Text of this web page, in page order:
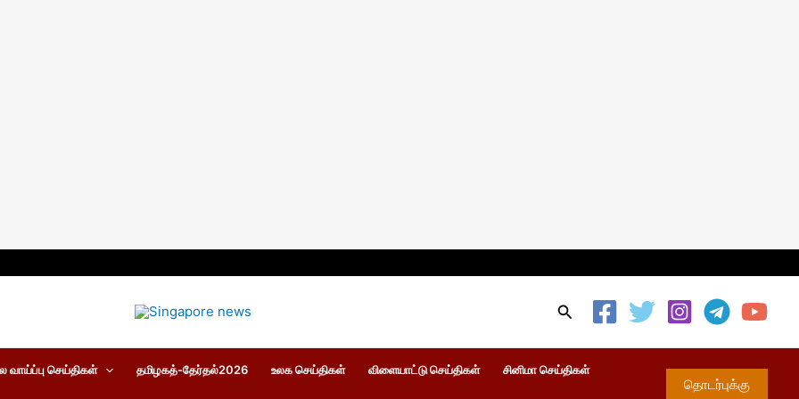
Search
வாய்ப்பு செய்திகள் தமிழகத்-தேர்தல்2026 உலக செய்திகள் விளையாட்டு செய்திகள்
சினிமா செய்திகள்
தொடர்புக்கு